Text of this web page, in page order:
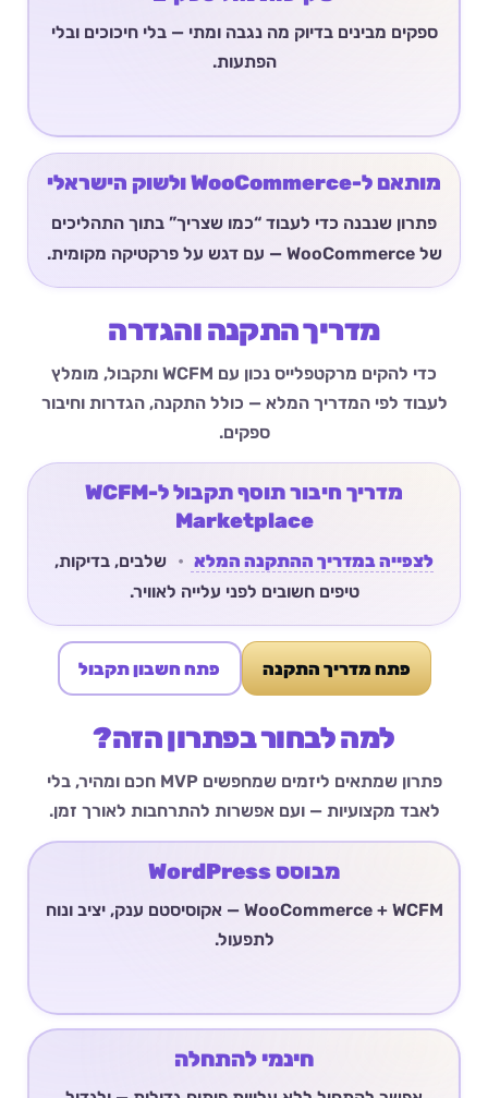
ספקים מבינים בדיוק מה נגבה ומתי — בלי חיכוכים ובלי
הפתעות.
מותאם ל-WooCommerce ולשוק הישראלי
פתרון שנבנה כדי לעבוד “כמו שצריך” בתוך התהליכים
של WooCommerce — עם דגש על פרקטיקה מקומית.
מדריך התקנה והגדרה
כדי להקים מרקטפלייס נכון עם WCFM ותקבול, מומלץ
לעבוד לפי המדריך המלא — כולל התקנה, הגדרות וחיבור
ספקים.
מדריך חיבור תוסף תקבול ל-WCFM
Marketplace
לצפייה במדריך ההתקנה המלא • שלבים, בדיקות,
טיפים חשובים לפני עלייה לאוויר.
פתח מדריך התקנה פתח חשבון תקבול
למה לבחור בפתרון הזה?
פתרון שמתאים ליזמים שמחפשים MVP חכם ומהיר, בלי
לאבד מקצועיות — ועם אפשרות להתרחבות לאורך זמן.
מבוסס WordPress
WooCommerce + WCFM — אקוסיסטם ענק, יציב ונוח
לתפעול.
חינמי להתחלה